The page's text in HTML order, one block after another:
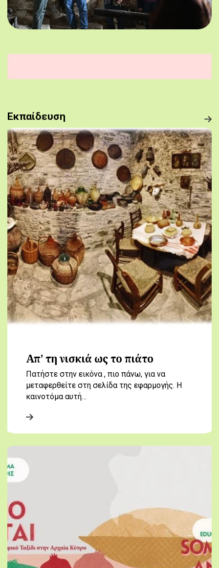
Εκπαίδευση
Απ’ τη νισκιά ως το πιάτο
Πατήστε στην εικόνα , πιο πάνω, για να
μεταφερθείτε στη σελίδα της εφαρμογής. Η
καινοτόμα αυτή…